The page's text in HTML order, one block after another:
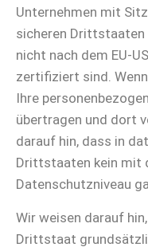
Unternehmen mit
sicheren Drittstaaten
nicht nach dem EU-
zertifiziert sind.
Ihre
übertragen und dort
darauf hin, dass in
Drittstaaten kein mit
Datenschutzniveau
Wir weisen darauf
Drittstaat